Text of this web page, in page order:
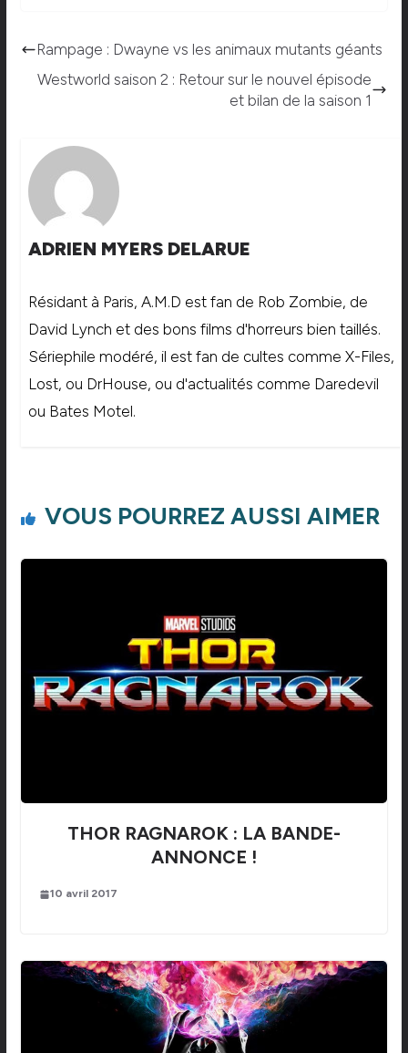
Rampage : Dwayne vs les animaux mutants géants
Westworld saison 2 : Retour sur le nouvel épisode
et bilan de la saison 1
ADRIEN MYERS DELARUE
Résidant à Paris, A.M.D est fan de Rob Zombie, de
David Lynch et des bons films d'horreurs bien taillés.
Sériephile modéré, il est fan de cultes comme X-Files,
Lost, ou DrHouse, ou d'actualités comme Daredevil
ou Bates Motel.
VOUS POURREZ AUSSI AIMER
THOR RAGNAROK : LA BANDE-
ANNONCE !
10 avril 2017